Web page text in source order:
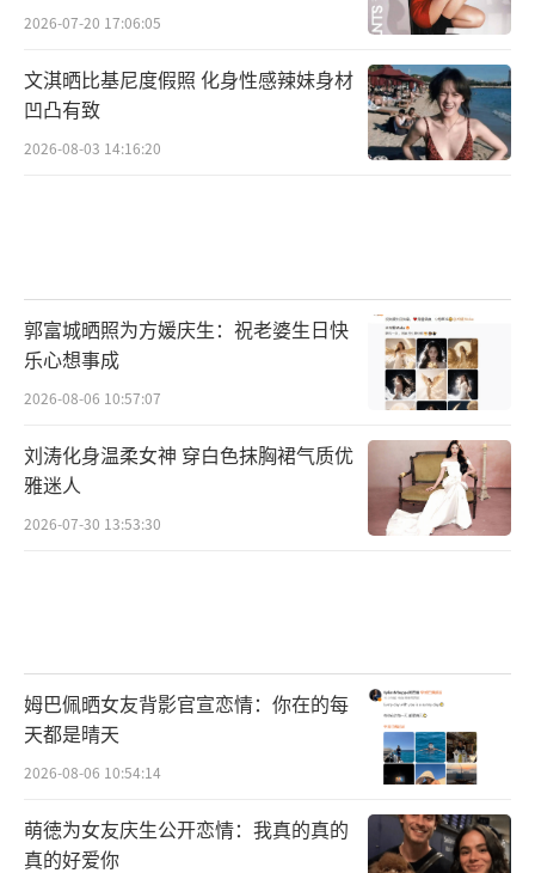
2026-07-20 17:06:05
文淇晒比基尼度假照 化身性感辣妹身材
凹凸有致
2026-08-03 14:16:20
郭富城晒照为方媛庆生：祝老婆生日快
乐心想事成
2026-08-06 10:57:07
刘涛化身温柔女神 穿白色抹胸裙气质优
雅迷人
2026-07-30 13:53:30
姆巴佩晒女友背影官宣恋情：你在的每
天都是晴天
2026-08-06 10:54:14
萌徳为女友庆生公开恋情：我真的真的
真的好爱你